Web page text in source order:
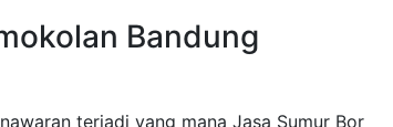
Bandung
terjadi yang mana Jasa Sumur Bor